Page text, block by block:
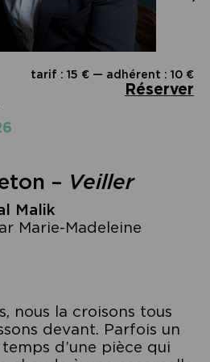
tarif : 15 € — adhérent : 10 €
Réserver
– Veiller
Malik
Marie-Madeleine
nous la croisons tous
devant. Parfois un
d’une pièce qui